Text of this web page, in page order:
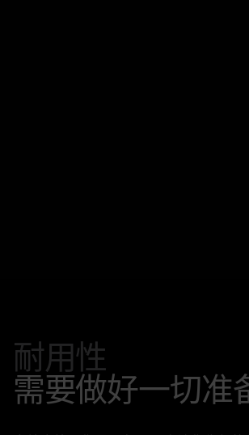
耐用性
需要做好一切准